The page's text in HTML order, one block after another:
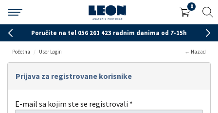
0
Poručite na tel 056 261 423 radnim danima od 7-15h
Početna User Login ← Nazad
Prijava za registrovane korisnike
E-mail sa kojim ste se registrovali *